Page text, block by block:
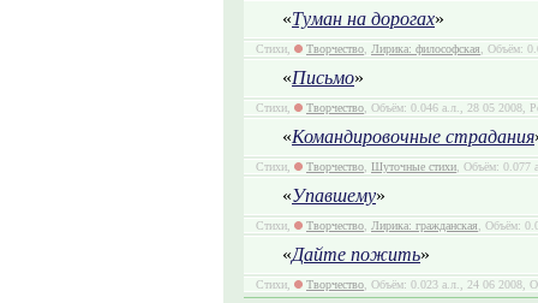
«Туман на дорогах»
Стихи, Творчество, Лирика: философская, Объём:
«Письмо»
Стихи, Творчество, Объём: 0.046 а.л., 28 05 2008,
«Командировочные страдания
Стихи, Творчество, Шуточные стихи, Объём: 0.077
«Упавшему»
Стихи, Творчество, Лирика: гражданская, Объём:
«Дайте пожить»
Стихи, Творчество, Объём: 0.023 а.л., 24 06 2008,